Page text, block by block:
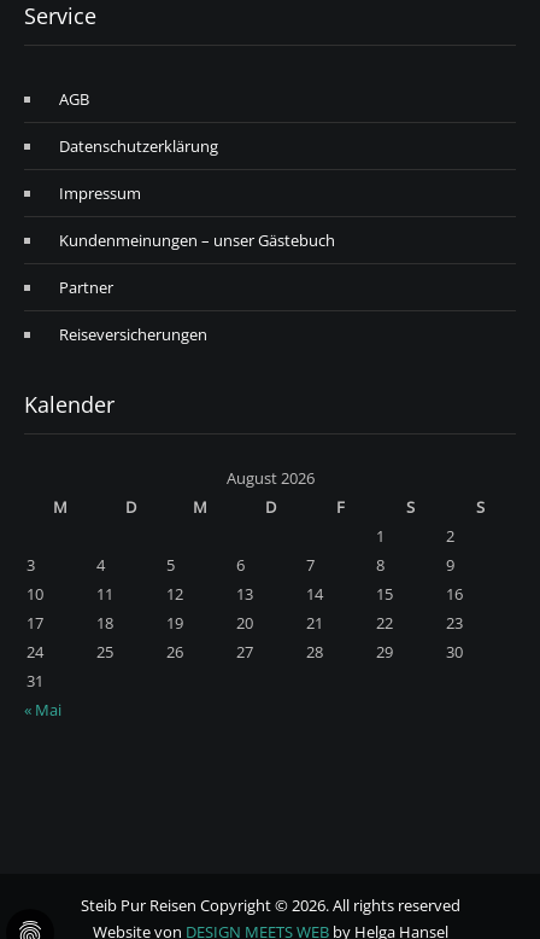
Service
AGB
Datenschutzerklärung
Impressum
Kundenmeinungen – unser Gästebuch
Partner
Reiseversicherungen
Kalender
August 2026
M
D M D F S
S
1
2
3
4 5 6 7 8
9
10
11 12 13 14 15
16
17
18 19 20 21 22
23
24
25 26 27 28 29
30
31
« Mai
Steib Pur Reisen Copyright © 2026. All rights reserved
Website von DESIGN MEETS WEBby Helga Hansel